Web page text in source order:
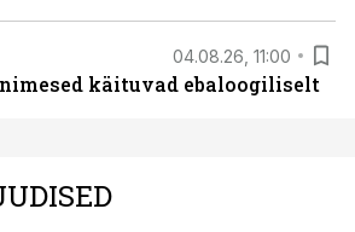
04.08.26, 11:00
käituvad ebaloogiliselt